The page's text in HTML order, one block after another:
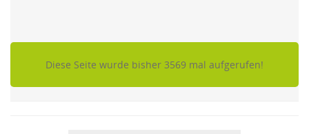
Diese Seite wurde bisher 3569 mal aufgerufen!